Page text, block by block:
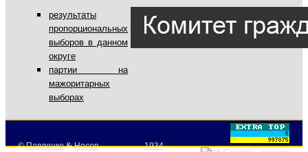
результаты
пропорциональных
выборов в данном
округе
партии на
мажоритарных
выборах
©Павленко&Носов 1934